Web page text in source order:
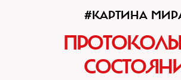
#КАРТИНА